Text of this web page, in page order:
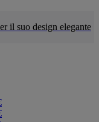
il suo design elegante